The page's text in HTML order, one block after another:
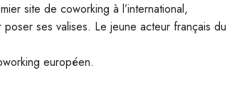
site de coworking à l’international,
ses valises. Le jeune acteur français du
européen.